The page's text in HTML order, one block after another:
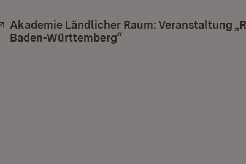
Extern:
Akademie Ländlicher Raum: Veranstaltung
Baden-Württemberg“